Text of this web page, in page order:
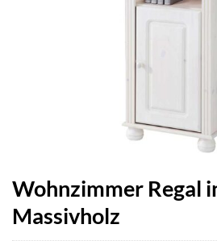
Wohnzimmer Regal
Massivholz